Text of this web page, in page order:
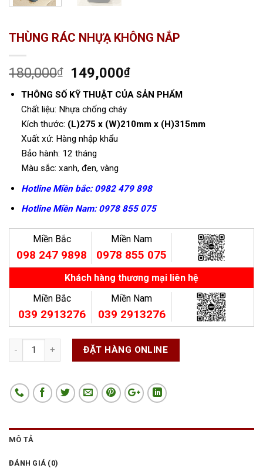
THÙNG RÁC NHỰẠ KHÔNG NẮP
180,000₫ 149,000₫
THÔNG SỐ KỸ THUẬT CỦA SẢN PHẨM
Chất liệu: Nhựa chống cháy
Kích thước: (L)275 x (W)210mm x (H)315mm
Xuất xứ: Hàng nhập khẩu
Bảo hành: 12 tháng
Màu sắc: xanh, đen, vàng
Hotline Miền bắc: 0982 479 898
Hotline Miền Nam: 0978 855 075
Miền Bắc
098 247 9898
Miền Nam
0978 855 075
Khách hàng thương mại liên hệ
Miền Bắc
039 2913276
Miền Nam
039 2913276
ĐẶT HÀNG ONLINE
MÔ TẢ
ĐÁNH GIÁ (0)